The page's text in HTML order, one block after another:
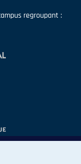
regroupant :